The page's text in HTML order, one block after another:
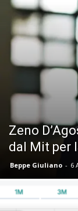
Zeno
dal Mit per
Beppe Giuliano - 6